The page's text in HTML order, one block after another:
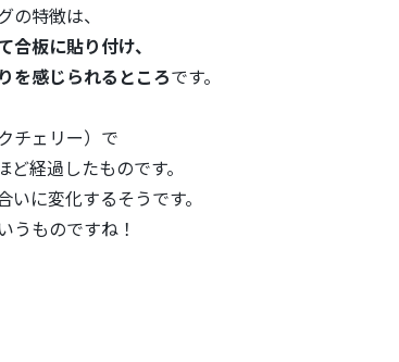
特徴は、
板に貼り付け、
を感じられるところです。
チェリー）で
経過したものです。
に変化するそうです。
うものですね！